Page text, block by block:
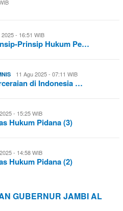
- 16:51 WIB
Prinsip Hukum Pe…
11 Agu 2025 - 07:11 WIB
di Indonesia …
- 15:25 WIB
Hukum Pidana (3)
- 14:58 WIB
Hukum Pidana (2)
GUBERNUR JAMBI AL